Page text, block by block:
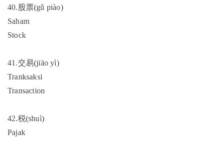
40.股票(gǔ piào)
Saham
Stock
41.交易(jiāo yì)
Tranksaksi
Transaction
42.税(shuì)
Pajak